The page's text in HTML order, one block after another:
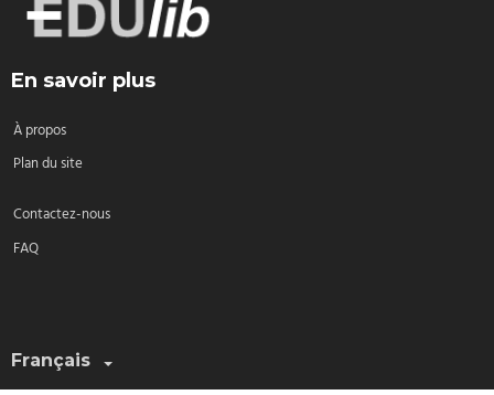
Français
En savoir plus
À propos
Plan du site
Contactez-nous
FAQ